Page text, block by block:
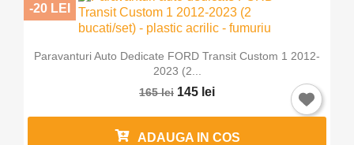
Paravanturi Auto Dedicate FORD Transit Custom 1 2012-
2023 (2...
165 lei 145 lei
-20 LEI
ADAUGA IN COS